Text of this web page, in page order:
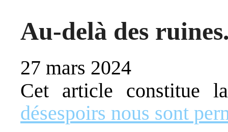
Au-delà des
27 mars 2024
Cet article constitue
désespoirs nous sont